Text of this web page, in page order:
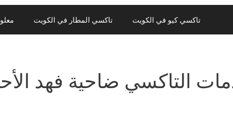
تاكسي كيو في الكويت تاكسي المطار في الكويت
التاكسي ضاحية فهد